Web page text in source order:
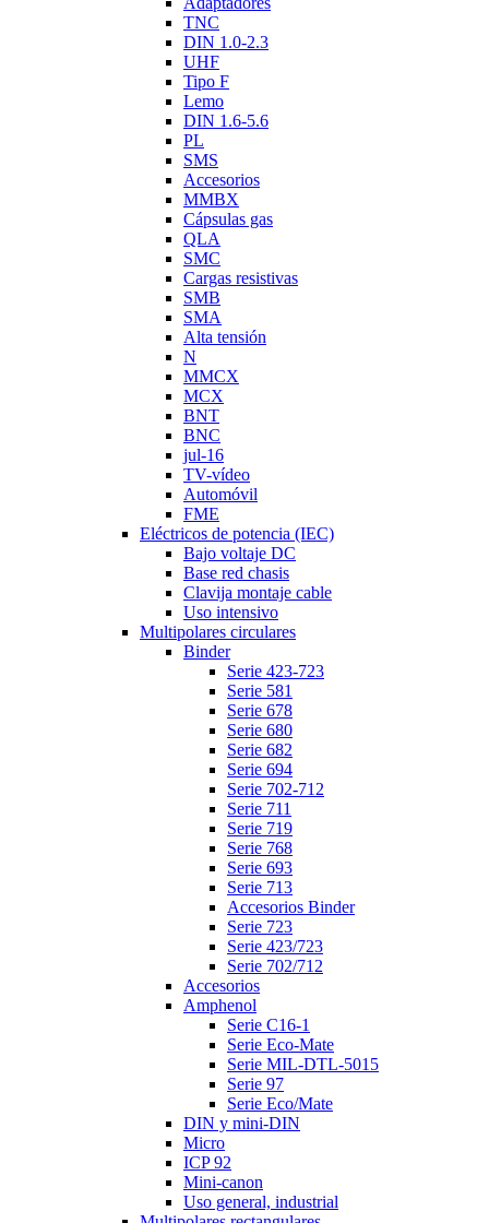
TNC
DIN 1.0-2.3
UHF
Tipo F
Lemo
DIN 1.6-5.6
PL
SMS
Accesorios
MMBX
Cápsulas gas
QLA
SMC
Cargas resistivas
SMB
SMA
Alta tensión
N
MMCX
MCX
BNT
BNC
jul-16
TV-vídeo
Automóvil
FME
Eléctricos de potencia (IEC)
Bajo voltaje DC
Base red chasis
Clavija montaje cable
Uso intensivo
Multipolares circulares
Binder
Serie 423-723
Serie 581
Serie 678
Serie 680
Serie 682
Serie 694
Serie 702-712
Serie 711
Serie 719
Serie 768
Serie 693
Serie 713
Accesorios Binder
Serie 723
Serie 423/723
Serie 702/712
Accesorios
Amphenol
Serie C16-1
Serie Eco-Mate
Serie MIL-DTL-5015
Serie 97
Serie Eco/Mate
DIN y mini-DIN
Micro
ICP 92
Mini-canon
Uso general, industrial